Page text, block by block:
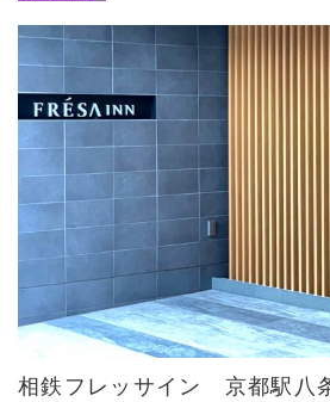
相鉄フレッサイン 京都駅八